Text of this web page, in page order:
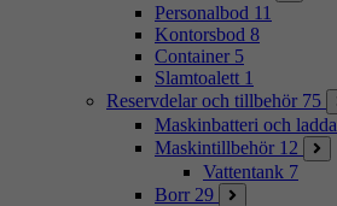
Personalbod 11
Kontorsbod 8
Container 5
Slamtoalett 1
Reservdelar och tillbehör 75
Maskinbatteri och
Maskintillbehör 12
Vattentank 7
Borr 29